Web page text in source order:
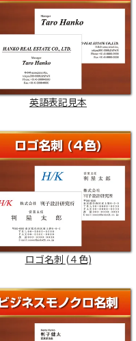
英語表記見本
ロゴ名刺 (４色)